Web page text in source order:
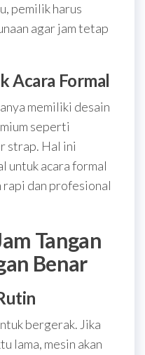
pemilik harus
agar jam tetap
Acara Formal
memiliki desain
seperti
strap. Hal ini
untuk acara formal
rapi dan profesional
Tangan
Benar
bergerak. Jika
lama, mesin akan